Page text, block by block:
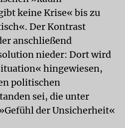
keine Krise« bis zu
Der Kontrast
anschließend
nieder: Dort wird
hingewiesen,
politischen
sei, die unter
der Unsicherheit«